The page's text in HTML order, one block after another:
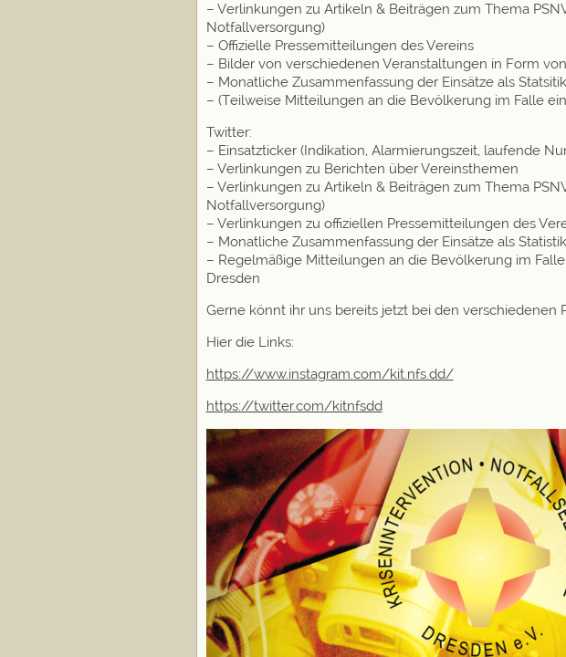
– Verlinkungen zu Artikeln & Beiträgen zum Thema
Notfallversorgung)
– Offizielle Pressemitteilungen des Vereins
– Bilder von verschiedenen Veranstaltungen in Form
– Monatliche Zusammenfassung der Einsätze als Statsitik
– (Teilweise Mitteilungen an die Bevölkerung im Falle
Twitter:
– Einsatzticker (Indikation, Alarmierungszeit, laufende
– Verlinkungen zu Berichten über Vereinsthemen
– Verlinkungen zu Artikeln & Beiträgen zum Thema
Notfallversorgung)
– Verlinkungen zu offiziellen Pressemitteilungen des
– Monatliche Zusammenfassung der Einsätze als Statistik
– Regelmäßige Mitteilungen an die Bevölkerung im
Dresden
Gerne könnt ihr uns bereits jetzt bei den verschiedenen
Hier die Links:
https://www.instagram.com/kit.nfs.dd/
https://twitter.com/kitnfsdd